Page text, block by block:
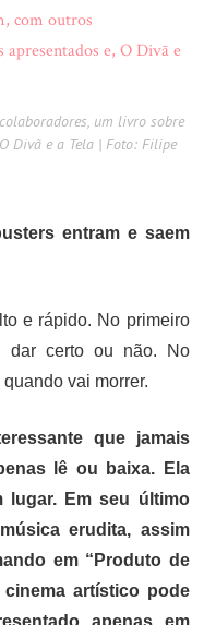
um livro sobre
Divã e a Tela | Foto: Filipe
entram e saem
e rápido. No primeiro
dar certo ou não. No
vai morrer.
que jamais
lê ou baixa. Ela
lugar. Em seu último
erudita, assim
em “Produto de
artístico pode
apenas em